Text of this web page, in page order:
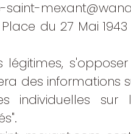
saint-
du 27 Mai 1943
légitimes,
des informations
individuelles
.